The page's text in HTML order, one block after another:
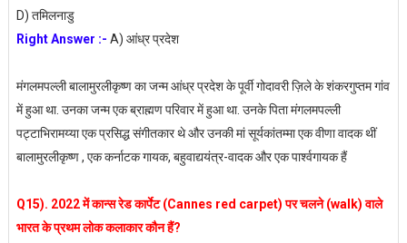
D) तमिलनाडु
Right Answer :- A) आंध्र प्रदेश
मंगलमपल्ली बालामुरलीकृष्ण का जन्म आंध्र प्रदेश के पूर्वी गोदावरी ज़िले के शंकरगुप्तम गांव
में हुआ था. उनका जन्म एक ब्राह्मण परिवार में हुआ था. उनके पिता मंगलमपल्ली
पट्टाभिरामय्या एक प्रसिद्ध संगीतकार थे और उनकी मां सूर्यकांतम्मा एक वीणा वादक थीं
बालामुरलीकृष्ण , एक कर्नाटक गायक, बहुवाद्ययंत्र-वादक और एक पार्श्वगायक हैं
Q15). 2022 में कान्स रेड कार्पेट (Cannes red carpet) पर चलने (walk) वाले
भारत के प्रथम लोक कलाकार कौन हैं?